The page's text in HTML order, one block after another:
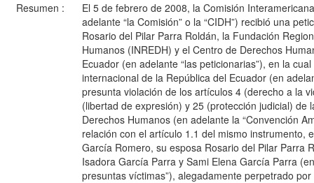
Resumen :
El 5 de febrero de 2008, la Comisión
adelante “la Comisión” o la “CIDH”) recibió una
Rosario del Pilar Parra Roldán, la Fundación
Humanos (INREDH) y el Centro de Derechos
Ecuador (en adelante “las peticionarias”), en la
internacional de la República del Ecuador (en
presunta violación de los artículos 4 (derecho a la
(libertad de expresión) y 25 (protección judicial) de
Derechos Humanos (en adelante la “Convención
relación con el artículo 1.1 del mismo instrumento,
García Romero, su esposa Rosario del Pilar Parra
Isadora García Parra y Sami Elena García Parra
presuntas víctimas”), alegadamente perpetrado